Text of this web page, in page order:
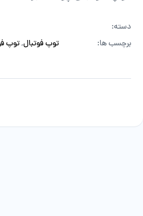
دسته:
برچسب ها:
توپ فوتبال,توپ